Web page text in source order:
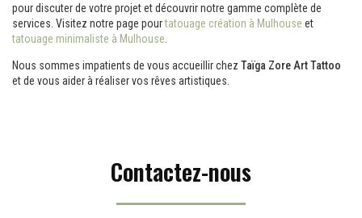
pour discuter de votre projet et découvrir notre gamme complète de
services. Visitez notre page pourtatouage création à Mulhouse et
tatouage minimaliste à Mulhouse
Nous sommes impatients de vous accueillir chez Taïga Zore Art Tattoo
et de vous aider à réaliser vos rêves artistiques.
Contactez-nous